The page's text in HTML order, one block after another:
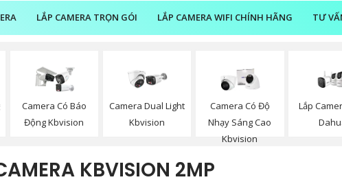
LẮP CAMERA TRỌN GÓI LẮP CAMERA WIFI CHÍNH HÃNG TƯ
Camera Có Báo
Động Kbvision
Camera Dual Light
Kbvision
Camera Có Độ
Nhạy Sáng Cao
Kbvision
Lắp
KBVISION 2MP